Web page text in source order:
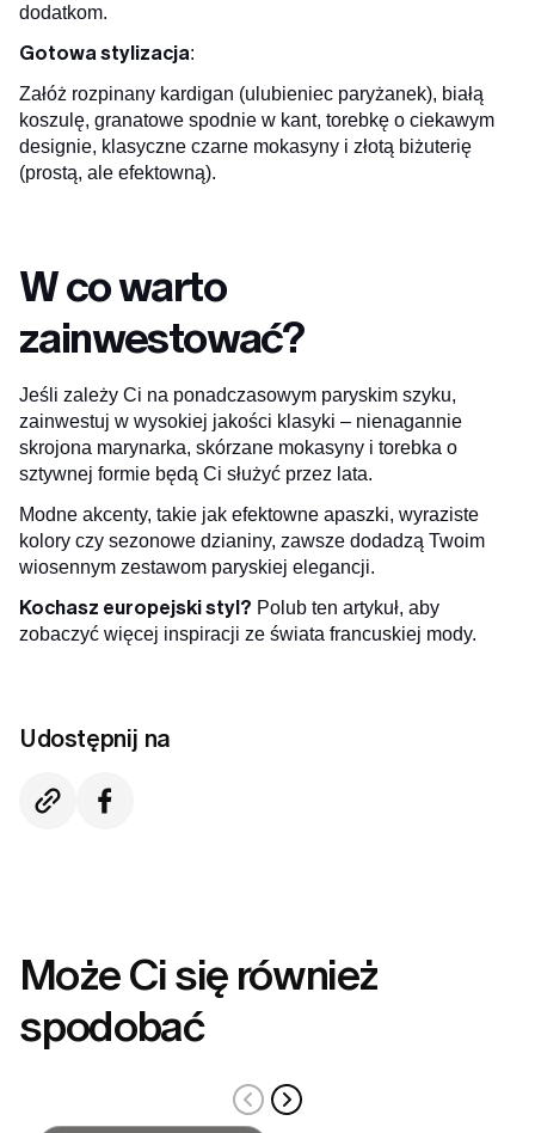
dodatkom.
Gotowa stylizacja:
Załóż rozpinany kardigan (ulubieniec paryżanek), białą
koszulę, granatowe spodnie w kant, torebkę o ciekawym
designie, klasyczne czarne mokasyny i złotą biżuterię
(prostą, ale efektowną).
W co warto
zainwestować?
Jeśli zależy Ci na ponadczasowym paryskim szyku,
zainwestuj w wysokiej jakości klasyki – nienagannie
skrojona marynarka, skórzane mokasyny i torebka o
sztywnej formie będą Ci służyć przez lata.
Modne akcenty, takie jak efektowne apaszki, wyraziste
kolory czy sezonowe dzianiny, zawsze dodadzą Twoim
wiosennym zestawom paryskiej elegancji.
Kochasz europejski styl? Polub ten artykuł, aby
zobaczyć więcej inspiracji ze świata francuskiej mody.
Udostępnij na
Może Ci się również
spodobać